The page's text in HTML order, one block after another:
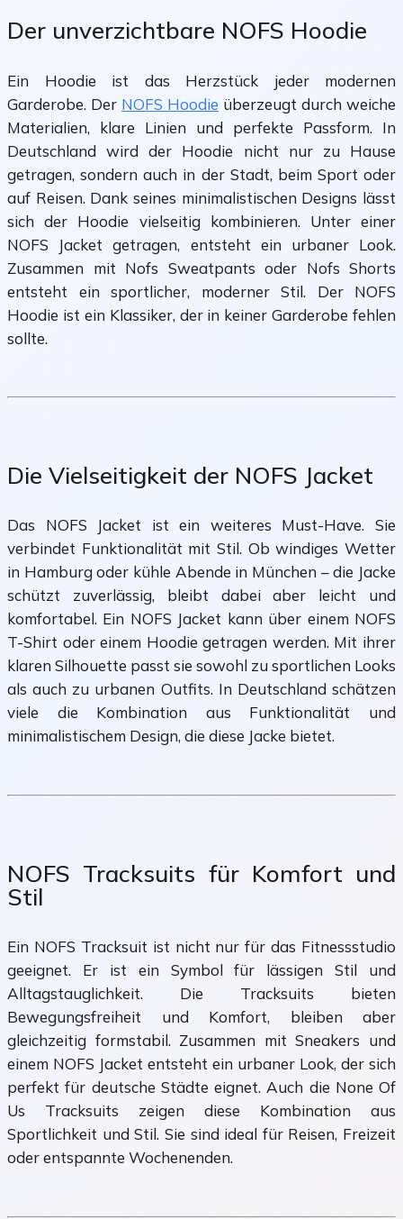
Der unverzichtbare NOFS Hoodie
Ein Hoodie ist das Herzstück jeder modernen
Garderobe. Der NOFS Hoodie überzeugt durch weiche
Materialien, klare Linien und perfekte Passform. In
Deutschland wird der Hoodie nicht nur zu Hause
getragen, sondern auch in der Stadt, beim Sport oder
auf Reisen. Dank seines minimalistischen Designs lässt
sich der Hoodie vielseitig kombinieren. Unter einer
NOFS Jacket getragen, entsteht ein urbaner Look.
Zusammen mit Nofs Sweatpants oder Nofs Shorts
entsteht ein sportlicher, moderner Stil. Der NOFS
Hoodie ist ein Klassiker, der in keiner Garderobe fehlen
sollte.
Die Vielseitigkeit der NOFS Jacket
Das NOFS Jacket ist ein weiteres Must-Have. Sie
verbindet Funktionalität mit Stil. Ob windiges Wetter
in Hamburg oder kühle Abende in München – die Jacke
schützt zuverlässig, bleibt dabei aber leicht und
komfortabel. Ein NOFS Jacket kann über einem NOFS
T-Shirt oder einem Hoodie getragen werden. Mit ihrer
klaren Silhouette passt sie sowohl zu sportlichen Looks
als auch zu urbanen Outfits. In Deutschland schätzen
viele die Kombination aus Funktionalität und
minimalistischem Design, die diese Jacke bietet.
NOFS Tracksuits für Komfort und
Stil
Ein NOFS Tracksuit ist nicht nur für das Fitnessstudio
geeignet. Er ist ein Symbol für lässigen Stil und
Alltagstauglichkeit. Die Tracksuits bieten
Bewegungsfreiheit und Komfort, bleiben aber
gleichzeitig formstabil. Zusammen mit Sneakers und
einem NOFS Jacket entsteht ein urbaner Look, der sich
perfekt für deutsche Städte eignet. Auch die None Of
Us Tracksuits zeigen diese Kombination aus
Sportlichkeit und Stil. Sie sind ideal für Reisen, Freizeit
oder entspannte Wochenenden.